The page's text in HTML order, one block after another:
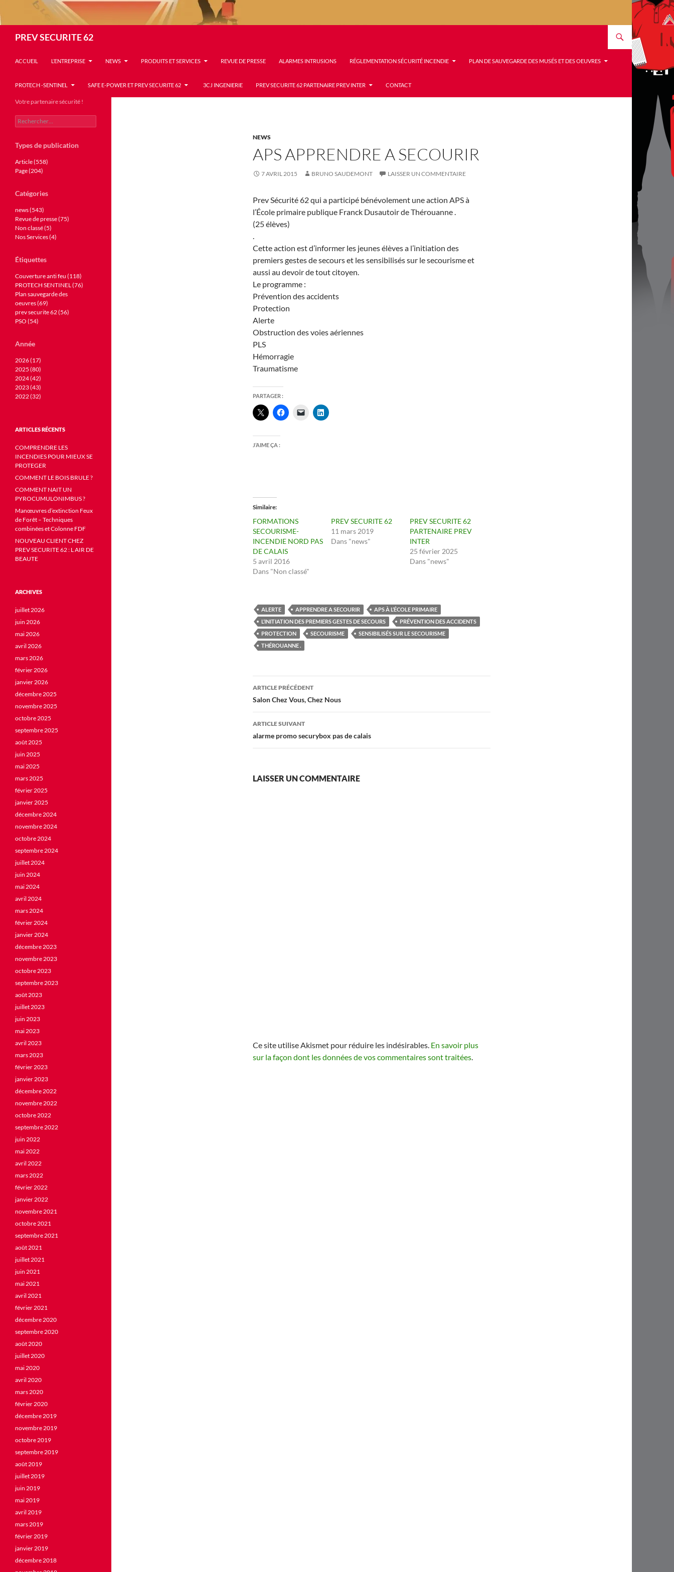
PREV SECURITE 62
ACCUEIL L’ENTREPRISE NEWS PRODUITS ET SERVICES REVUE DE PRESSE ALARMES INTRUSIONS RÉGLEMENTATION SÉCURITÉ INCENDIE PLAN DE SAUVEGARDE DES MUSÉS ET DES OEUVRES
PROTECH -SENTINEL SAFE E-POWER ET PREV SECURITE 62 3CJ INGENIERIE PREV SECURITE 62 PARTENAIRE PREV INTER CONTACT
NEWS
APS APPRENDRE A SECOURIR
7 AVRIL 2015 BRUNO SAUDEMONT LAISSER UN COMMENTAIRE
Prev Sécurité 62 qui a participé bénévolement une action APS à
l’École primaire publique Franck Dusautoir de Thérouanne .
(25 élèves)
.
Cette action est d’informer les jeunes élèves a l’initiation des
premiers gestes de secours et les sensibilisés sur le secourisme et
aussi au devoir de tout citoyen.
Le programme :
Prévention des accidents
Protection
Alerte
Obstruction des voies aériennes
PLS
Hémorragie
Traumatisme
PARTAGER :
J’AIME ÇA :
Similaire
FORMATIONS
SECOURISME-
INCENDIE NORD PAS
DE CALAIS
5 avril 2016
Dans "Non classé"
PREV SECURITE 62
11 mars 2019
Dans "news"
PREV SECURITE 62
PARTENAIRE PREV
INTER
25 février 2025
Dans "news"
ALERTE APPRENDRE A SECOURIR
APS À L’ÉCOLE PRIMAIRE
L’INITIATION DES PREMIERS GESTES DE SECOURS
PRÉVENTION DES ACCIDENTS
PROTECTION
SECOURISME
SENSIBILISÉS SUR LE SECOURISME
THÉROUANNE .
Navigation
des
articles
ARTICLE PRÉCÉDENT
Salon Chez Vous, Chez Nous
ARTICLE SUIVANT
alarme promo securybox pas de calais
LAISSER UN COMMENTAIRE
Ce site utilise Akismet pour réduire les indésirables. En savoir plus
sur la façon dont les données de vos commentaires sont traitées.
Votre partenaire sécurité !
Rechercher :
Types de publication
Article (558)
Page (204)
Catégories
news (543)
Revue de presse (75)
Non classé (5)
Nos Services (4)
Étiquettes
Couverture anti feu (118)
PROTECH SENTINEL (76)
Plan sauvegarde des
oeuvres (69)
prev securite 62 (56)
PSO (54)
Année
2026 (17)
2025 (80)
2024 (42)
2023 (43)
2022 (32)
ARTICLES RÉCENTS
COMPRENDRE LES
INCENDIES POUR MIEUX SE
PROTEGER
COMMENT LE BOIS BRULE ?
COMMENT NAIT UN
PYROCUMULONIMBUS ?
Manœuvres d’extinction Feux
de Forêt – Techniques
combinées et Colonne FDF
NOUVEAU CLIENT CHEZ
PREV SECURITE 62 : L AIR DE
BEAUTE
ARCHIVES
juillet 2026
juin 2026
mai 2026
avril 2026
mars 2026
février 2026
janvier 2026
décembre 2025
novembre 2025
octobre 2025
septembre 2025
août 2025
juin 2025
mai 2025
mars 2025
février 2025
janvier 2025
décembre 2024
novembre 2024
octobre 2024
septembre 2024
juillet 2024
juin 2024
mai 2024
avril 2024
mars 2024
février 2024
janvier 2024
décembre 2023
novembre 2023
octobre 2023
septembre 2023
août 2023
juillet 2023
juin 2023
mai 2023
avril 2023
mars 2023
février 2023
janvier 2023
décembre 2022
novembre 2022
octobre 2022
septembre 2022
juin 2022
mai 2022
avril 2022
mars 2022
février 2022
janvier 2022
novembre 2021
octobre 2021
septembre 2021
août 2021
juillet 2021
juin 2021
mai 2021
avril 2021
février 2021
décembre 2020
septembre 2020
août 2020
juillet 2020
mai 2020
avril 2020
mars 2020
février 2020
décembre 2019
novembre 2019
octobre 2019
septembre 2019
août 2019
juillet 2019
juin 2019
mai 2019
avril 2019
mars 2019
février 2019
janvier 2019
décembre 2018